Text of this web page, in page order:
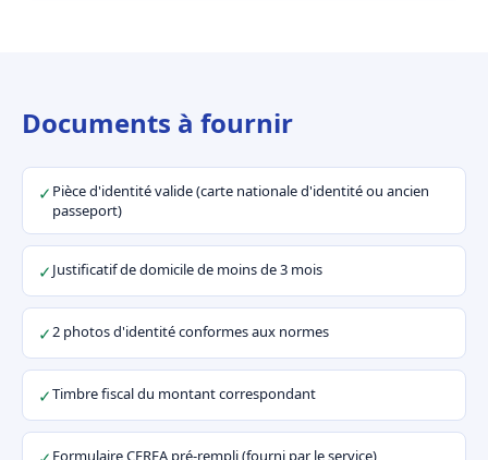
Documents à fournir
✓ Pièce d'identité valide (carte nationale d'identité ou ancien
passeport)
✓Justificatif de domicile de moins de 3 mois
✓2 photos d'identité conformes aux normes
✓Timbre fiscal du montant correspondant
Formulaire CERFA pré-rempli (fourni par le service)